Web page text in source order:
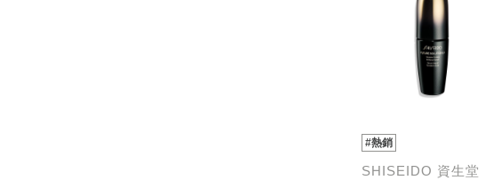
#熱銷
SHISEIDO 資生堂